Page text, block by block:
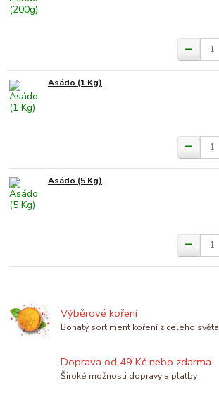
Asádo (1 Kg)
Asádo (5 Kg)
Výběrové koření
Bohatý sortiment koření z celého světa
Doprava od 49 Kč nebo zdarma
Široké možnosti dopravy a platby